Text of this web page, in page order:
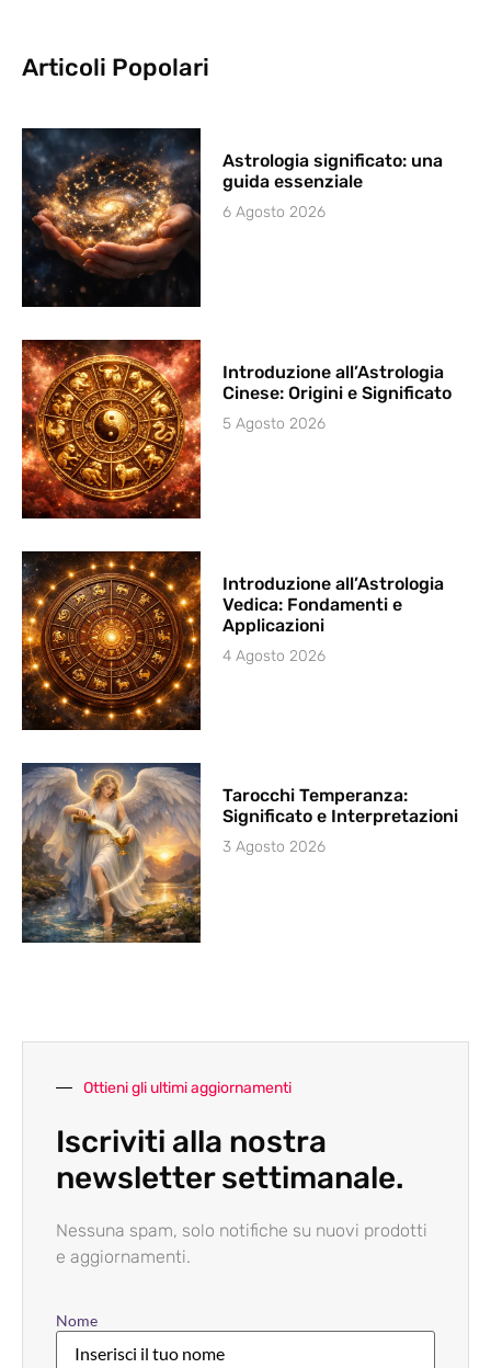
Articoli Popolari
Astrologia significato: una
guida essenziale
6 Agosto 2026
Introduzione all’Astrologia
Cinese: Origini e Significato
5 Agosto 2026
Introduzione all’Astrologia
Vedica: Fondamenti e
Applicazioni
4 Agosto 2026
Tarocchi Temperanza:
Significato e Interpretazioni
3 Agosto 2026
Ottieni gli ultimi aggiornamenti
Iscriviti alla nostra
newsletter settimanale.
Nessuna spam, solo notifiche su nuovi prodotti
e aggiornamenti.
Nome